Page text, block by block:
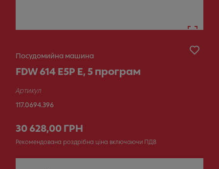
Посудомийна машина
FDW 614 E5P E, 5 програм
Артикул
117.0694.396
30 628,00 ГРН
Рекомендована роздрібна ціна включаючи ПДВ